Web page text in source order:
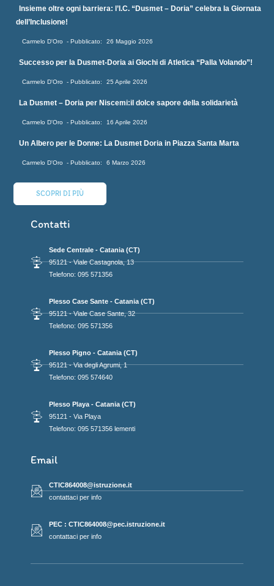
Insieme oltre ogni barriera: l’I.C. “Dusmet – Doria” celebra la Giornata
dell’Inclusione!
Carmelo D'Oro 26 Maggio 2026
Successo per la Dusmet-Doria ai Giochi di Atletica “Palla Volando”!
Carmelo D'Oro 25 Aprile 2026
La Dusmet – Doria per Niscemi:il dolce sapore della solidarietà
Carmelo D'Oro 16 Aprile 2026
Un Albero per le Donne: La Dusmet Doria in Piazza Santa Marta
Carmelo D'Oro 6 Marzo 2026
SCOPRI DI PIÙ
Contatti
Sede Centrale - Catania (CT)
95121 - Viale Castagnola, 13
Telefono: 095 571356
Plesso Case Sante - Catania (CT)
95121 - Viale Case Sante, 32
Telefono: 095 571356
Plesso Pigno - Catania (CT)
95121 - Via degli Agrumi, 1
Telefono: 095 574640
Plesso Playa - Catania (CT)
95121 - Via Playa
Telefono: 095 571356 lementi
Email
CTIC864008@istruzione.it
contattaci per info
PEC : CTIC864008@pec.istruzione.it
contattaci per info